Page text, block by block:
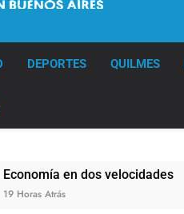
DEPORTES QUILMES
en dos velocidades